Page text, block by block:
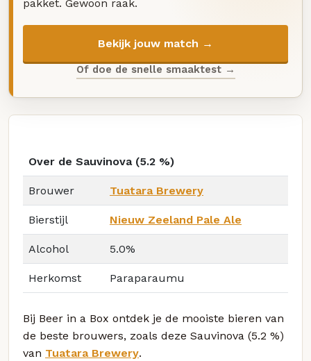
pakket. Gewoon raak.
Bekijk jouw match →
Of doe de snelle smaaktest →
Over de Sauvinova (5.2 %)
Brouwer Tuatara Brewery
Bierstijl Nieuw Zeeland Pale Ale
Alcohol 5.0%
Herkomst Paraparaumu
Bij Beer in a Box ontdek je de mooiste bieren van
de beste brouwers, zoals deze Sauvinova (5.2 %)
van Tuatara Brewery.